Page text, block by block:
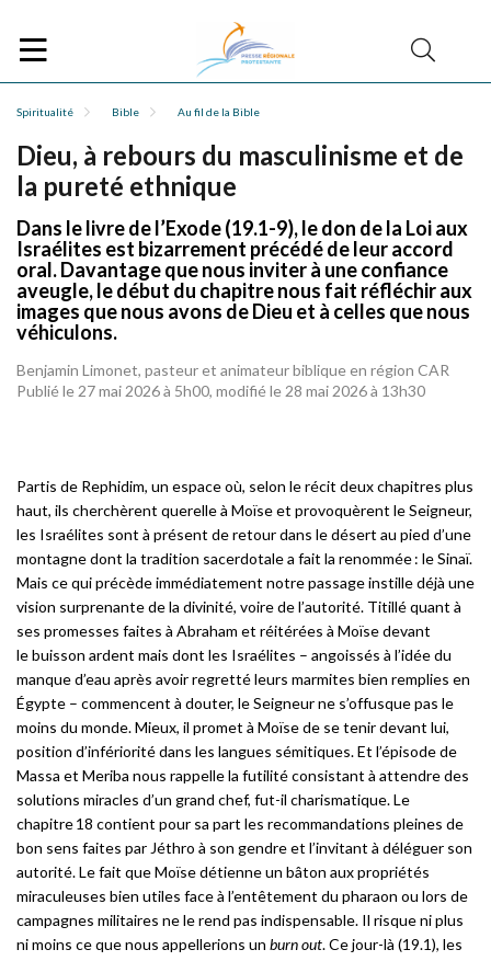
Spiritualité Bible Au fil de la Bible
Dieu, à rebours du masculinisme et de
la pureté ethnique
Dans le livre de l’Exode (19.1-9), le don de la Loi aux
Israélites est bizarrement précédé de leur accord
oral. Davantage que nous inviter à une confiance
aveugle, le début du chapitre nous fait réfléchir aux
images que nous avons de Dieu et à celles que nous
véhiculons.
Benjamin Limonet, pasteur et animateur biblique en région CAR
Publié le 27 mai 2026 à 5h00, modifié le 28 mai 2026 à 13h30
Partis de Rephidim, un espace où, selon le récit deux chapitres plus
haut, ils cherchèrent querelle à Moïse et provoquèrent le Seigneur,
les Israélites sont à présent de retour dans le désert au pied d’une
montagne dont la tradition sacerdotale a fait la renommée : le Sinaï.
Mais ce qui précède immédiatement notre passage instille déjà une
vision surprenante de la divinité, voire de l’autorité. Titillé quant à
ses promesses faites à Abraham et réitérées à Moïse devant
le buisson ardent mais dont les Israélites – angoissés à l’idée du
manque d’eau après avoir regretté leurs marmites bien remplies en
Égypte – commencent à douter, le Seigneur ne s’offusque pas le
moins du monde. Mieux, il promet à Moïse de se tenir devant lui,
position d’infériorité dans les langues sémitiques. Et l’épisode de
Massa et Meriba nous rappelle la futilité consistant à attendre des
solutions miracles d’un grand chef, fut-il charismatique. Le
chapitre 18 contient pour sa part les recommandations pleines de
bon sens faites par Jéthro à son gendre et l’invitant à déléguer son
autorité. Le fait que Moïse détienne un bâton aux propriétés
miraculeuses bien utiles face à l’entêtement du pharaon ou lors de
campagnes militaires ne le rend pas indispensable. Il risque ni plus
ni moins ce que nous appellerions un burn out. Ce jour-là (19.1), les